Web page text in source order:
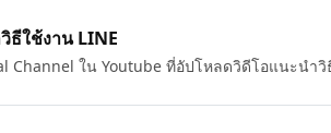
ธีใช้งาน LINE
Channel ใน Youtube ที่อัปโหลดวิดีโอแนะนำวิ